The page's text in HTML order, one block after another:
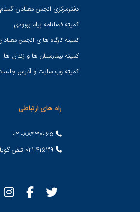
دفترمرکزی انجمن معتادان
کمیته فصلنامه پیام بهبودی
کمیته کارگاه ها ی انجمن
کمیته بیمارستان ها و زندان ها
کمیته وب سایت و آدرس
راه های ارتباطی